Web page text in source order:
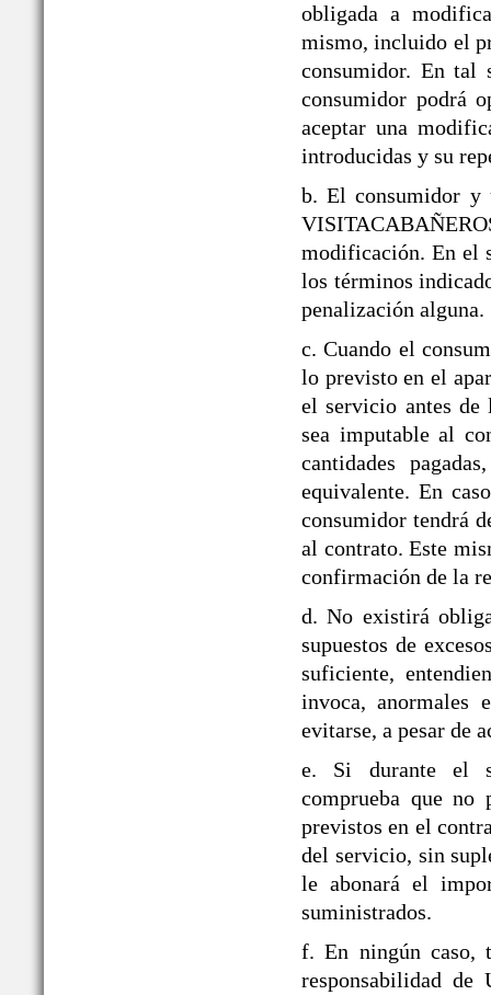
obligada a
mismo, incluido el
consumidor. En tal
consumidor podrá
aceptar una
introducidas y su
b. El consumidor y
modificación. En el
los términos
penalización alguna.
c. Cuando el
lo previsto en el
el servicio antes de
sea imputable al
cantidades
equivalente. En
consumidor tendrá
al contrato. Este
confirmación de la
d. No existirá
supuestos de
suficiente,
invoca, anormales
evitarse, a pesar de
e. Si durante el
comprueba que no
previstos en el
del servicio, sin
le abonará el
suministrados.
f. En ningún caso,
responsabilidad de